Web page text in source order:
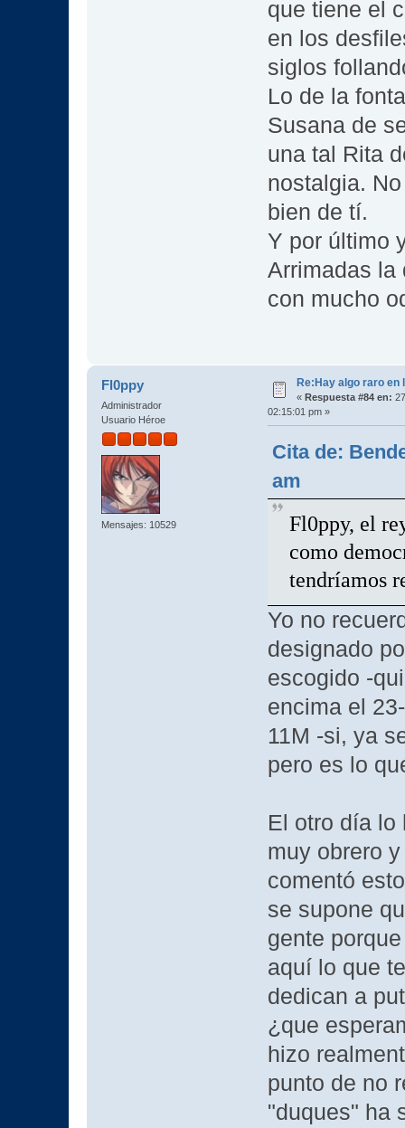
que tiene el
en los
siglos
Lo de la
Susana de
una tal Rita
nostalgia.
bien de tí.
Y por último
Arrimadas la
con mucho
Fl0ppy
Administrador
Usuario Héroe
Mensajes: 10529
Re:Hay algo raro en
« Respuesta #84 en:
02:15:01 pm »
Cita de:
am
Fl0ppy, el
como
tendríamos
Yo no
designado
escogido -
encima el
11M -si, ya
pero es lo
El otro día lo
muy obrero
comentó
se supone
gente
aquí lo que
dedican a
¿que
hizo
punto de no
"duques" ha